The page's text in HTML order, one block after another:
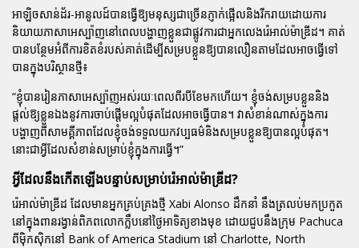
អាឡិចសាន់ដ័រ-អានូលដ៍បានធ្វើឱ្យមនុស្សជាច្រើនភ្ញាក់ផ្អើលនិងរីករាយដោយការ
និយាយភាសាអេស្ប៉ាញនៅពេលបង្ហាញខ្លួនជាផ្លូវការជាអ្នកលេងរ៉េអាល់ម៉ាឌ្រីដ។ គាត់
បានបន្ថែមអំពីការខិតខំរបស់គាត់ដើម្បីសម្របខ្លួនឱ្យបានលឿនតាមដែលអាចធ្វើទៅ
បានក្នុងបរិស្ថានថ្មី៖
“ខ្ញុំបានរៀនភាសាអេស្ប៉ាញអស់រយៈពេលពីរបីខែមកហើយ។ ខ្ញុំចង់សម្របខ្លួននិង
ផ្តល់ឱ្យខ្លួនឯងនូវការចាប់ផ្តើមល្អបំផុតដែលអាចធ្វើបាន។ វាសំខាន់ណាស់ក្នុងការ
បង្ហាញពីសាមគ្គីភាពដែលខ្ញុំចង់ទទួលយកវប្បធម៌និងសម្របខ្លួនឱ្យបានល្អបំផុត។
នោះជាអ្វីដែលសំខាន់សម្រាប់ខ្ញុំក្នុងការធ្វើ។”
អ្វីដែលនឹងកើតឡើងបន្ទាប់សម្រាប់រ៉េអាល់ម៉ាឌ្រីដ?
រ៉េអាល់ម៉ាឌ្រីដ ដែលមានអ្នកគ្រប់គ្រងថ្មី Xabi Alonso ដឹកនាំ នឹងត្រលប់មកប្រកួត
នៅក្នុងពានរង្វាន់ពិភពលោកក្លឹបនៅថ្ងៃអាទិត្យខាងមុខ ដោយជួបនឹងក្រុម Pachuca
ពីម៉ិកស៊ិកនៅ Bank of America Stadium នៅ Charlotte, North